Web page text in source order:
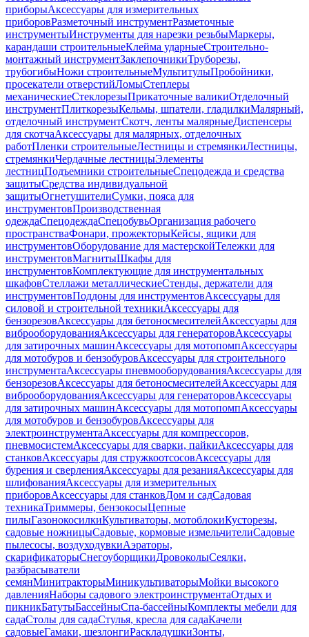
приборыАксессуары для измерительных
приборовРазметочный инструментРазметочные
инструментыИнструменты для нарезки резьбыМаркеры,
карандаши строительныеКлейма ударныеСтроительно-
монтажный инструментЗаклепочникиТруборезы,
трубогибыНожи строительныеМультитулыПробойники,
просекатели отверстийЛомыСтеплеры
механическиеСтеклорезыПрикаточные валикиОтделочный
инструментПлиткорезыКельмы, шпатели, гладилкиМалярный,
отделочный инструментСкотч, ленты малярныеДиспенсеры
для скотчаАксессуары для малярных, отделочных
работПленки строительныеЛестницы и стремянкиЛестницы,
стремянкиЧердачные лестницыЭлементы
лестницПодъемники строительныеСпецодежда и средства
защитыСредства индивидуальной
защитыОгнетушителиСумки, пояса для
инструментовПроизводственная
одеждаСпецодеждаСпецобувьОрганизация рабочего
пространстваФонари, прожекторыКейсы, ящики для
инструментовОборудование для мастерскойТележки для
инструментовМагнитыШкафы для
инструментовКомплектующие для инструментальных
шкафовСтеллажи металлическиеСтенды, держатели для
инструментовПоддоны для инструментовАксессуары для
силовой и строительной техникиАксессуары для
бензорезовАксессуары для бетоносмесителейАксессуары для
виброоборудованияАксессуары для генераторовАксессуары
для затирочных машинАксессуары для мотопомпАксессуары
для мотобуров и бензобуровАксессуары для строительного
инструментаАксессуары пневмооборудованияАксессуары для
бензорезовАксессуары для бетоносмесителейАксессуары для
виброоборудованияАксессуары для генераторовАксессуары
для затирочных машинАксессуары для мотопомпАксессуары
для мотобуров и бензобуровАксессуары для
электроинструментаАксессуары для компрессоров,
пневмосистемАксессуары для сварки, пайкиАксессуары для
станковАксессуары для стружкоотсосовАксессуары для
бурения и сверленияАксессуары для резанияАксессуары для
шлифованияАксессуары для измерительных
приборовАксессуары для станковДом и садСадовая
техникаТриммеры, бензокосыЦепные
пилыГазонокосилкиКультиваторы, мотоблокиКусторезы,
садовые ножницыСадовые, кормовые измельчителиСадовые
пылесосы, воздуходувкиАэраторы,
скарификаторыСнегоуборщикиДровоколыСеялки,
разбрасыватели
семянМинитракторыМиникультиваторыМойки высокого
давленияНаборы садового электроинструментаОтдых и
пикникБатутыБассейныСпа-бассейныКомплекты мебели для
садаСтолы для садаСтулья, кресла для садаКачели
садовыеГамаки, шезлонгиРаскладушкиЗонты,